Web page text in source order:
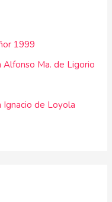
1999
Alfonso Ma. de Ligorio
Ignacio de Loyola